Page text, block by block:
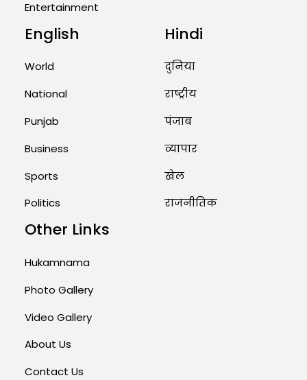
August 2, 2026 11:04 AM
Unique Wedding: Twin Sisters
Priests Conducting Rituals...
August 1, 2026 11:24 AM
Entertainment
English
World
National
Punjab
Business
Sports
Politics
Hindi
दुनिया
राष्ट्रीय
पंजाब
व्यापार
खेल
राजनीतिक
Other Links
Hukamnama
Photo Gallery
Video Gallery
About Us
Contact Us